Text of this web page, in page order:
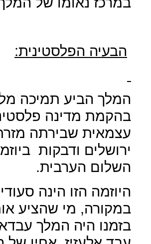
הבעיה הפלסטינית:
המלך הביע תמיכה
בהקמת מדינה
עצמאית שבירתה
ירושלים ודבקות
השלום הערבית.
היוזמה הזו הינה
במקורה, מי שהציע
בזמנו היה המלך